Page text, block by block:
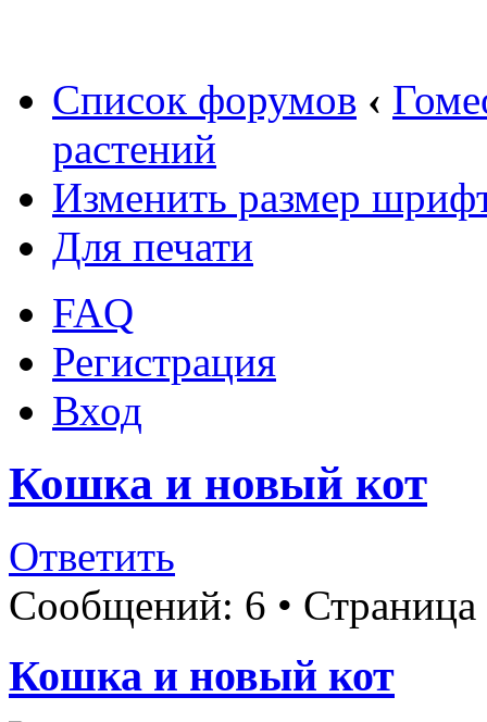
Список форумов ‹
растений
Изменить размер
Для печати
FAQ
Регистрация
Вход
Кошка и новый кот
Ответить
Сообщений: 6 • Страница
Кошка и новый кот